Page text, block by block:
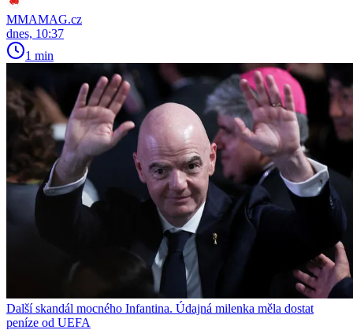
MMAMAG.cz
dnes, 10:37
1 min
Další skandál mocného Infantina. Údajná milenka měla dostat
peníze od UEFA